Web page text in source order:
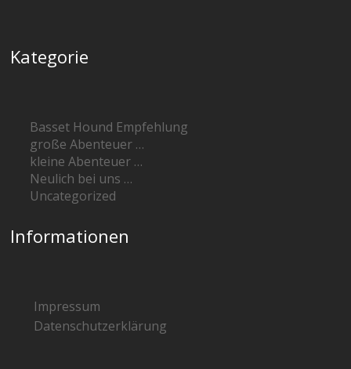
Kategorie
Basset Hound Empfehlung
große Abenteuer …
kleine Abenteuer …
Neulich bei uns …
Uncategorized
Informationen
Impressum
Datenschutzerklärung